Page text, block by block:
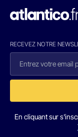
RECEVEZ NOTRE
En cliquant sur